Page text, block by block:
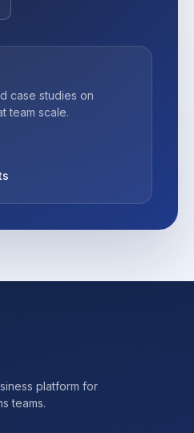
case studies on
team scale.
platform for
teams.